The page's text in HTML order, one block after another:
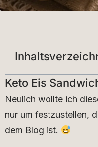
Keto Eis
Neulich wollte ich
nur um festzustellen,
dem Blog ist.